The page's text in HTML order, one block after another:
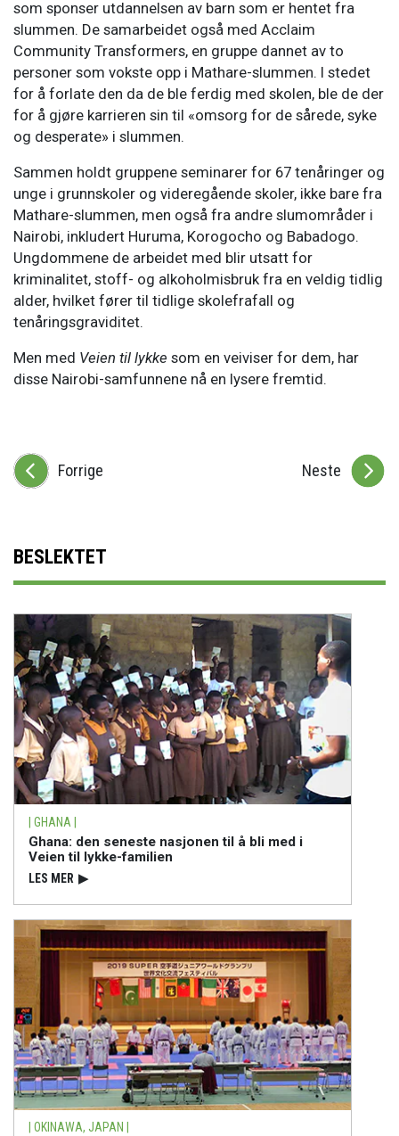
som sponser utdannelsen av barn som er hentet fra
slummen. De samarbeidet også med Acclaim
Community Transformers, en gruppe dannet av to
personer som vokste opp i Mathare-slummen. I stedet
for å forlate den da de ble ferdig med skolen, ble de der
for å gjøre karrieren sin til «omsorg for de sårede, syke
og desperate» i slummen.
Sammen holdt gruppene seminarer for 67 tenåringer og
unge i grunnskoler og videregående skoler, ikke bare fra
Mathare-slummen, men også fra andre slumområder i
Nairobi, inkludert Huruma, Korogocho og Babadogo.
Ungdommene de arbeidet med blir utsatt for
kriminalitet, stoff- og alkoholmisbruk fra en veldig tidlig
alder, hvilket fører til tidlige skolefrafall og
tenåringsgraviditet.
Men med Veien til lykke som en veiviser for dem, har
disse Nairobi-samfunnene nå en lysere fremtid.
Forrige Neste
BESLEKTET
| GHANA |
Ghana: den seneste nasjonen til å bli med i
Veien til lykke-familien
LES MER ▶
| OKINAWA, JAPAN |